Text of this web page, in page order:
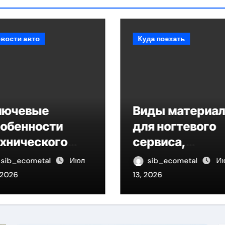
поехать
материалов
ногтевого
и
sib_ecometal
Июл
Куда поехать
Обзор методов
стандартов
технологии
маркировки
товаров
sib_ecometal
12, 2026